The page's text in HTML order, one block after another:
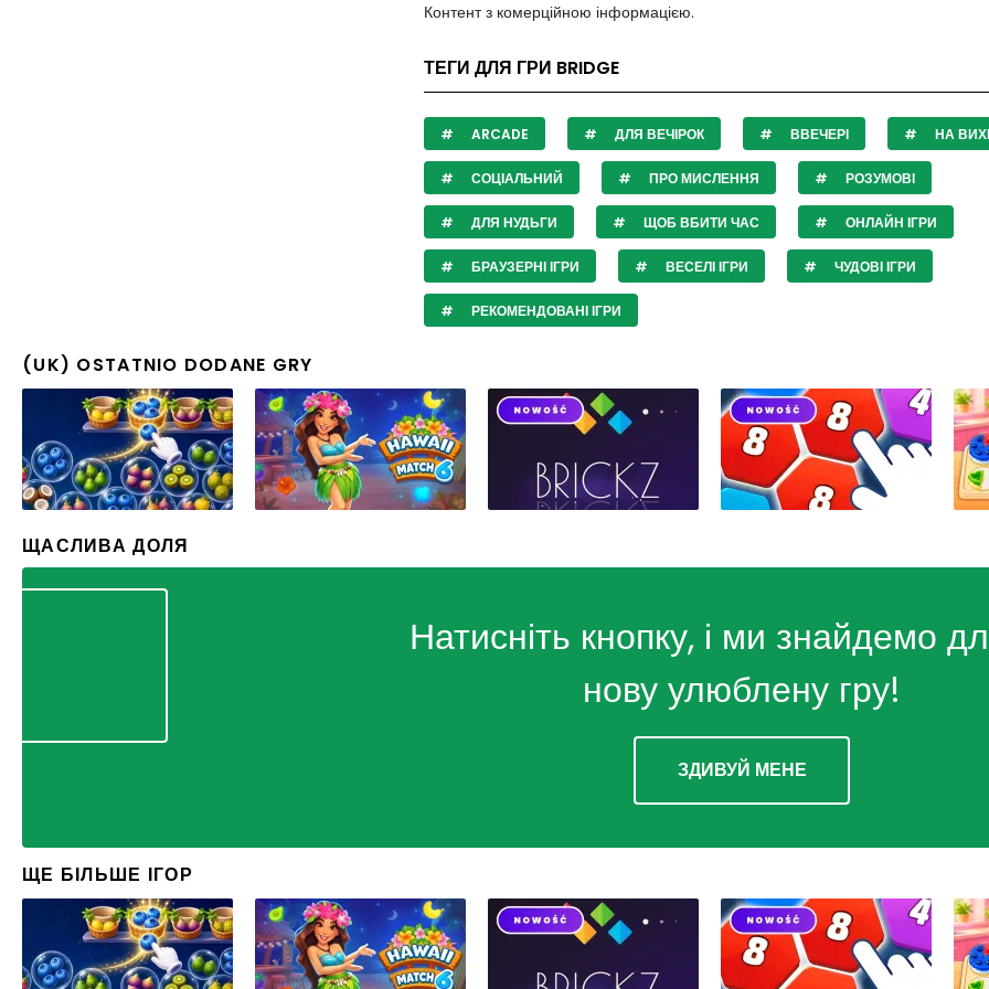
Контент з комерційною інформацією.
ТЕГИ ДЛЯ ГРИ BRIDGE
ARCADE ДЛЯ ВЕЧІРОК ВВЕЧЕРІ НА
СОЦІАЛЬНИЙ ПРО МИСЛЕННЯ РОЗУМОВІ
ДЛЯ НУДЬГИ ЩОБ ВБИТИ ЧАС ОНЛАЙН ІГРИ
БРАУЗЕРНІ ІГРИ ВЕСЕЛІ ІГРИ ЧУДОВІ ІГРИ
РЕКОМЕНДОВАНІ ІГРИ
(UK) OSTATNIO DODANE GRY
ЩАСЛИВА ДОЛЯ
Натисніть кнопку, і ми знайдемо
нову улюблену гру!
ЗДИВУЙ МЕНЕ
ЩЕ БІЛЬШЕ ІГОР